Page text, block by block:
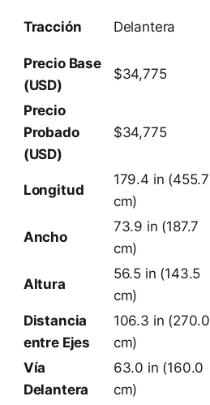
Tracción Delantera
Precio Base
(USD)
$34,775
Precio
Probado
(USD)
$34,775
Longitud
179.4 in (455.7
cm)
Ancho
73.9 in (187.7
cm)
Altura
56.5 in (143.5
cm)
Distancia
entre Ejes
106.3 in (270.0
cm)
Vía
Delantera
63.0 in (160.0
cm)